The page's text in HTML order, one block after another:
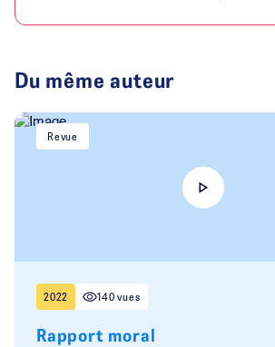
Du même auteur
Revue
2022 140 vues
Rapport moral